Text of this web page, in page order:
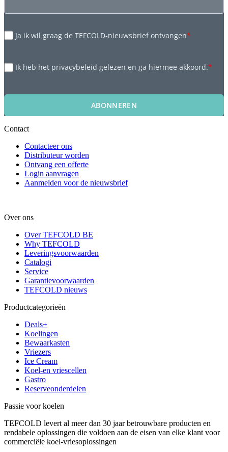
Ja ik wil graag de TEFCOLD-nieuwsbrief ontvangen*
Ik heb het privacybeleid gelezen en ga hiermee akkoord.*
ABONNEREN
Contact
Contacteer ons
Distributeur worden
Ontvang een offerte
Login aanvragen
Aanmelden voor de nieuwsbrief
Over ons
Over TEFCOLD BE
Why TEFCOLD
Leveringsvoorwaarden
Catalogi
Service
Garantievoorwaarden
TEFCOLD nieuws
Productcategorieën
Deals+
Koelingen
Bewaarkasten
Vriezers
Ice Cream
Koel-en vriescellen
Gastro
Reserveonderdelen
Passie voor koelen
TEFCOLD levert al meer dan 30 jaar betrouwbare producten en
rendabele oplossingen die voldoen aan de eisen van elke klant voor
commerciële koel-vriesoplossingen